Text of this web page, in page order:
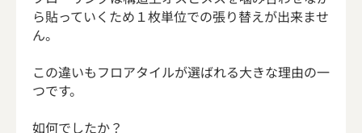
ら貼っていくため１枚単位での張り替えが出来ませ
ん。
この違いもフロアタイルが選ばれる大きな理由の一
つです。
如何でしたか？